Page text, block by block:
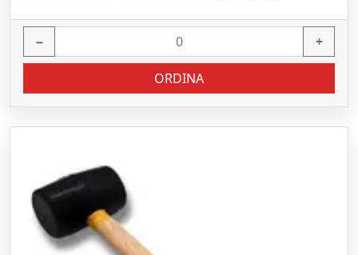
− +
ORDINA